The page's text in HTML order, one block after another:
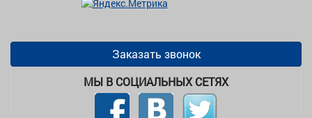
Заказать звонок
МЫ В СОЦИАЛЬНЫХ СЕТЯХ